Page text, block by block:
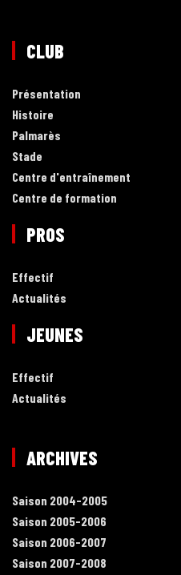
CLUB
Présentation
Histoire
Palmarès
Stade
Centre d'entraînement
Centre de formation
PROS
Effectif
Actualités
JEUNES
Effectif
Actualités
ARCHIVES
Saison 2004-2005
Saison 2005-2006
Saison 2006-2007
Saison 2007-2008